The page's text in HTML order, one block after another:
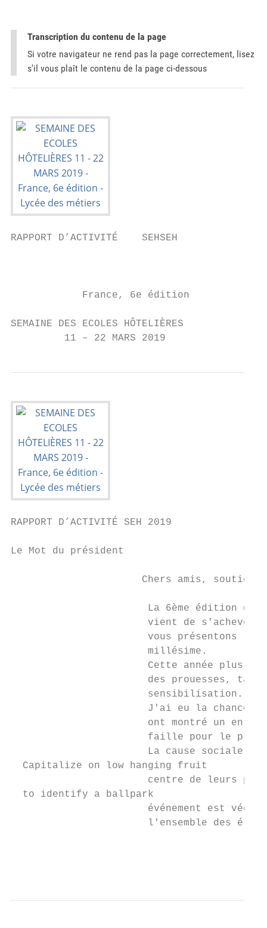
Transcription du contenu de la page
Si votre navigateur ne rend pas la page correctement, lisez
s'il vous plaît le contenu de la page ci-dessous
RAPPORT D’ACTIVITÉ    SEHSEH
            France, 6e édition
SEMAINE DES ECOLES HÔTELIÈRES
         11 – 22 MARS 2019
RAPPORT D’ACTIVITÉ SEH 2019
Le Mot du président
Chers amis,
La 6ème édition de
vient de s'achever
vous présentons le
millésime.
Cette année plus
des prouesses,
sensibilisation.
J'ai eu la chance
ont montré un
faille pour le
La cause sociale
Capitalize on low hanging fruit
centre de leurs
to identify a ballpark
événement est
l'ensemble des